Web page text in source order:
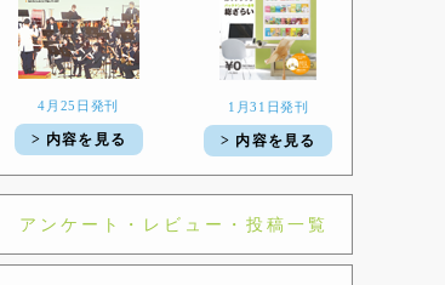
4月25日発刊
> 内容を見る
1月31日発刊
> 内容を見る
アンケート・レビュー・投稿一覧